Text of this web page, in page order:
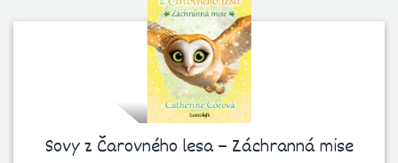
Sovy z Čarovného lesa – Záchranná mise